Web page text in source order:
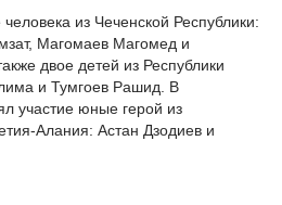
из Чеченской Республики:
Магомаев Магомед и
двое детей из Республики
и Тумгоев Рашид. В
участие юные герой из
Алания: Астан Дзодиев и